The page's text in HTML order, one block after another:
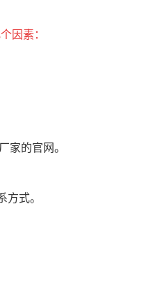
因素：
家的官网。
式。